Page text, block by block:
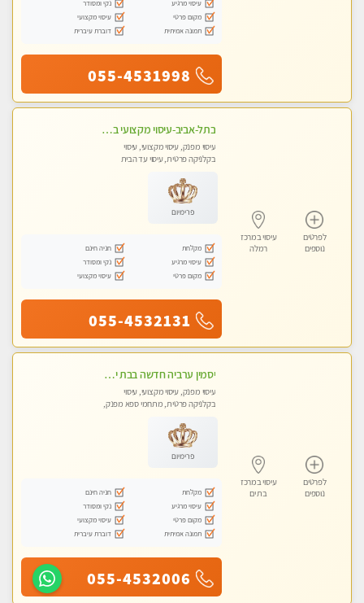
עיסוי מרגיע
נקי ומסודר
מקום פרטי
עיסוי מקצועי
תמונה אמיתית
דוברת עיברית
055-4531998
לפרטים
נוספים
עיסוי במרכז
רמלה
בתל-אביב-עיסוי מקצועי ברמה אחת מעל הכולל אבנים חמות רקמות עמוק בשילוב של כל סוגי העיסוי.
עיסוי מפנק, עיסוי מקצועי, עיסוי
בקלניקה פרטית, עיסוי עד הבית
פרימיום
מקלחת
חניה חינם
עיסוי מרגיע
נקי ומסודר
מקום פרטי
עיסוי מקצועי
055-4532131
לפרטים
נוספים
עיסוי במרכז
בת ים
יסמין ערביה חדשה בבת ים חדש חדש .כל סוגי העיסויים במקום הכי מושלם בעיר בת ים . highly recommended..new in the city
עיסוי מפנק, עיסוי מקצועי, עיסוי
בקלניקה פרטית, מתחמי ספא מפנק,
פרימיום
מקלחת
חניה חינם
עיסוי מרגיע
נקי ומסודר
מקום פרטי
עיסוי מקצועי
תמונה אמיתית
דוברת עיברית
055-4532006